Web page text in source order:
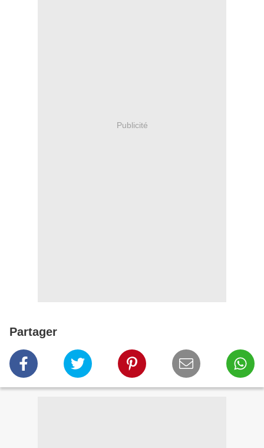
Publicité
Partager